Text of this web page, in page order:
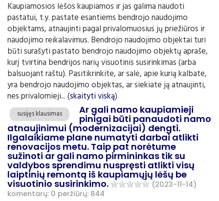
Kaupiamosios lėšos kaupiamos ir jas galima naudoti
pastatui, t.y. pastate esantiems bendrojo naudojimo
objektams, atnaujinti pagal privalomuosius jų priežiūros ir
naudojimo reikalavimus. Bendrojo naudojimo objektai turi
būti surašyti pastato bendrojo naudojimo objektų apraše,
kurį tvirtina bendrijos narių visuotinis susirinkimas (arba
balsuojant raštu). Pasitikrinkite, ar salė, apie kurią kalbate,
yra bendrojo naudojimo objektas, ar siekiate ją atnaujinti,
nes privalomieji... (skaityti viską)
susijęs klausimas Ar gali namo kaupiamieji
pinigai būti panaudoti namo
atnaujinimui (modernizacijai) dengti.
Ilgalaikiame plane numatyti darbai atlikti
renovacijos metu. Taip pat norėtume
sužinoti ar gali namo pirmininkas tik su
valdybos sprendimu nuspręsti atlikti visų
laiptinių remontą iš kaupiamųjų lėšų be
visuotinio susirinkimo.
(2023-11-14)
komentarų: 0 peržiūrų: 844